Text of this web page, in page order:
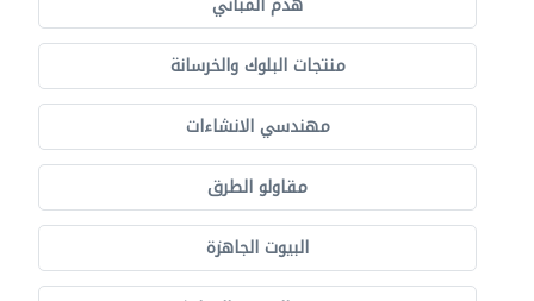
منتجات البلوك والخرسانة
مهندسي الانشاءات
مقاولو الطرق
البيوت الجاهزة